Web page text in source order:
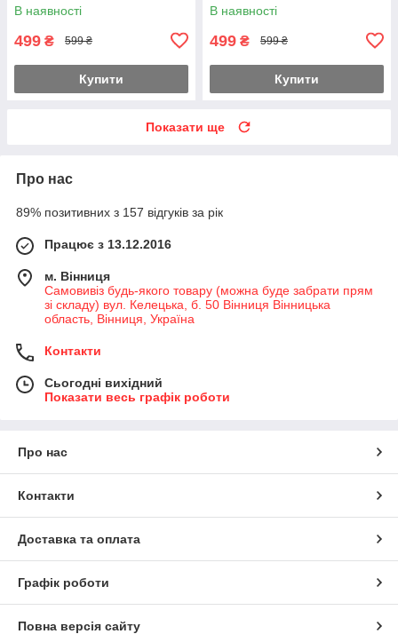
В наявності
499 ₴ 599 ₴
Купити
В наявності
499 ₴ 599 ₴
Купити
Показати ще
Про нас
89% позитивних з 157 відгуків за рік
Працює з 13.12.2016
м. Вінниця
Самовивіз будь-якого товару (можна буде забрати прям
зі складу) вул. Келецька, б. 50 Вінниця Вінницька
область, Вінниця, Україна
Контакти
Сьогодні вихідний
Показати весь графік роботи
Про нас
Контакти
Доставка та оплата
Графік роботи
Повна версія сайту